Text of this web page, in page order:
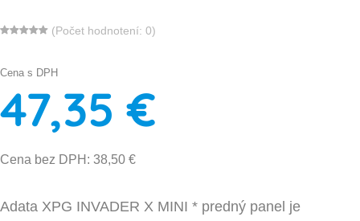
(Počet hodnotení: 0)
Cena s DPH
47,35 €
Cena bez DPH: 38,50 €
Adata XPG INVADER X MINI * predný panel je